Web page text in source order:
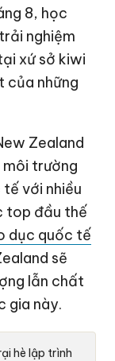
8, học
nghiệm
xứ sở kiwi
của những
Zealand
môi trường
với nhiều
top đầu thế
dục quốc tế
sẽ
lẫn chất
gia này.
hè lập trình